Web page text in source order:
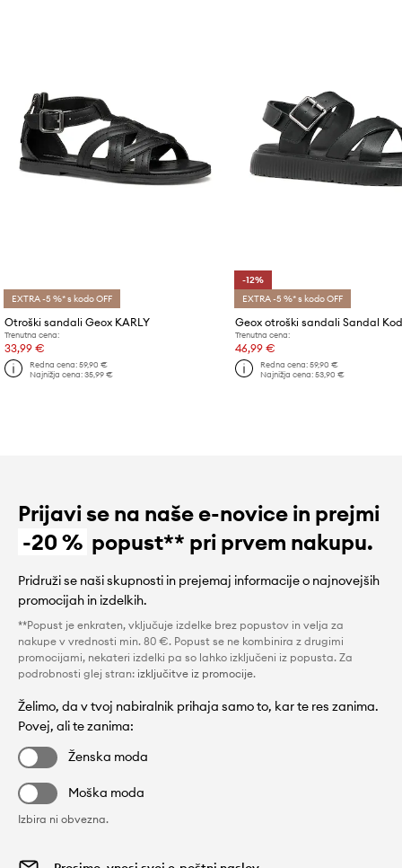
EXTRA -5 %* s kodo OFF
Otroški sandali Geox KARLY
Trenutna cena:
33,99 €
Redna cena:59,90 €
Najnižja cena:35,99 €
-12%
EXTRA -5 %* s kodo OFF
Geox otroški sandali Sandal
Trenutna cena:
46,99 €
Redna cena:59,90 €
Najnižja cena:53,90 €
Prijavi se na naše e-novice in prejmi
-20 % popust** pri prvem nakupu.
Pridruži se naši skupnosti in prejemaj informacije o najnovejših
promocijah in izdelkih.
**Popust je enkraten, vključuje izdelke brez popustov in velja za
nakupe v vrednosti min. 80 €. Popust se ne kombinira z drugimi
promocijami, nekateri izdelki pa so lahko izključeni iz popusta. Za
podrobnosti glej stran: izključitve iz promocije.
Želimo, da v tvoj nabiralnik prihaja samo to, kar te res zanima.
Povej, ali te zanima:
Ženska moda
Moška moda
Izbira ni obvezna.